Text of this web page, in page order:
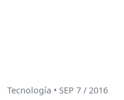
Tecnología • SEP 7 / 2016